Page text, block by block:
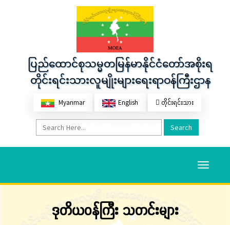
ပြည်ထောင်စုသမ္မတမြန်မာနိုင်ငံတော်အစိုးရ
တိုင်းရင်းသားလူမျိုးများရေးရာဝန်ကြီးဌာန
Myanmar English တိုင်းရင်းသား
Search
Toggle
ဒုတိယဝန်ကြီး သတင်းများ